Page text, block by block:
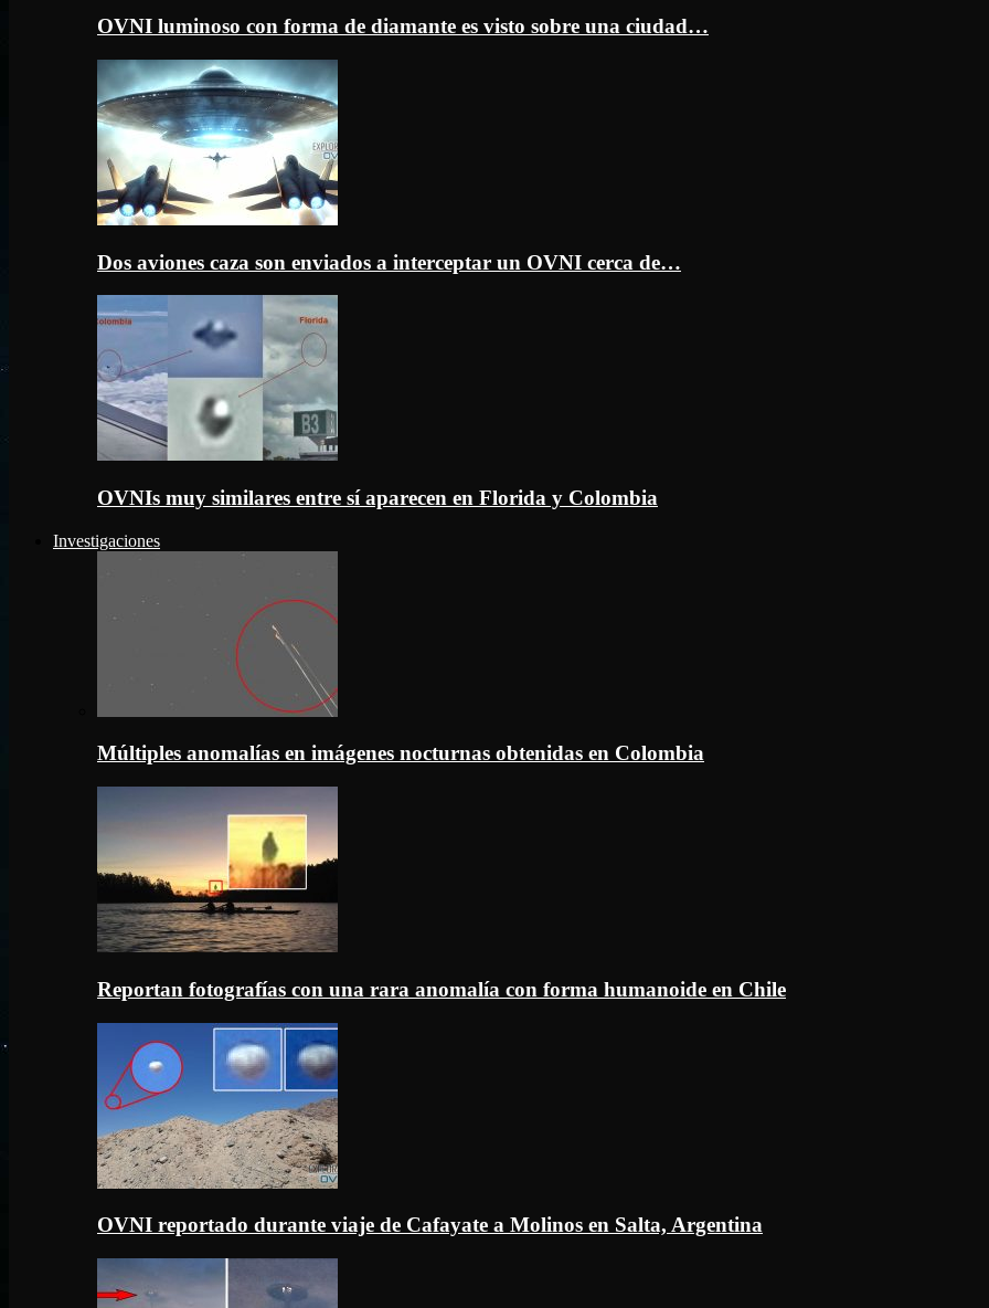
OVNI luminoso con forma de diamante es visto sobre una ciudad…
Dos aviones caza son enviados a interceptar un OVNI cerca de…
OVNIs muy similares entre sí aparecen en Florida y Colombia
Investigaciones
Múltiples anomalías en imágenes nocturnas obtenidas en Colombia
Reportan fotografías con una rara anomalía con forma humanoide en Chile
OVNI reportado durante viaje de Cafayate a Molinos en Salta, Argentina